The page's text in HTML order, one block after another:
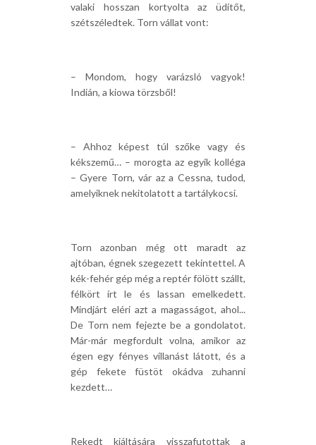
valaki hosszan kortyolta az üdítőt,
szétszéledtek. Torn vállat vont:
– Mondom, hogy varázsló vagyok!
Indián, a kiowa törzsből!
– Ahhoz képest túl szőke vagy és
kékszemű… – morogta az egyik kolléga
– Gyere Torn, vár az a Cessna, tudod,
amelyiknek nekitolatott a tartálykocsi.
Torn azonban még ott maradt az
ajtóban, égnek szegezett tekintettel. A
kék-fehér gép még a reptér fölött szállt,
félkört írt le és lassan emelkedett.
Mindjárt eléri azt a magasságot, ahol...
De Torn nem fejezte be a gondolatot.
Már-már megfordult volna, amikor az
égen egy fényes villanást látott, és a
gép fekete füstöt okádva zuhanni
kezdett…
Rekedt kiáltására visszafutottak a